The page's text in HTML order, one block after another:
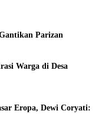
Parizan
Warga di Desa
Eropa, Dewi Coryati: